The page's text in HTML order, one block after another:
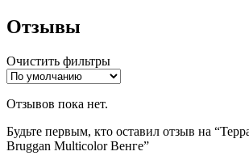
Отзывы
Очистить фильтры
Отзывов пока нет.
Будьте первым, кто оставил отзыв на
Bruggan Multicolor Венге”